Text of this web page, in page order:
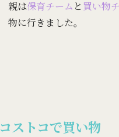
親は保育チーム と 買い物
物に行きました。
コストコで買い物